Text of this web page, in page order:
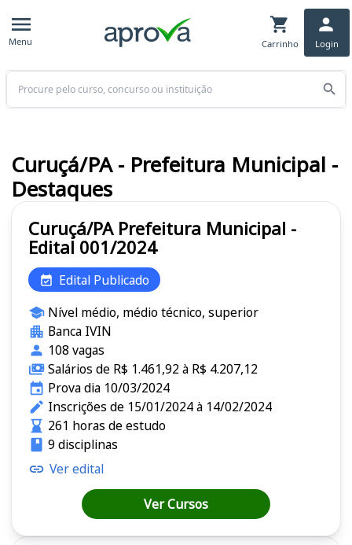
Menu Carrinho Login
Buscar
Curuçá/PA Prefeitura Municipal -
Edital 001/2024
Edital Publicado
Nível médio, médio técnico, superior
Banca IVIN
108 vagas
Salários de R$ 1.461,92 à R$ 4.207,12
Prova dia 10/03/2024
Inscrições de 15/01/2024 à 14/02/2024
261 horas de estudo
9 disciplinas
Ver edital
Ver Cursos
Curuçá/PA - Prefeitura Municipal -
Destaques